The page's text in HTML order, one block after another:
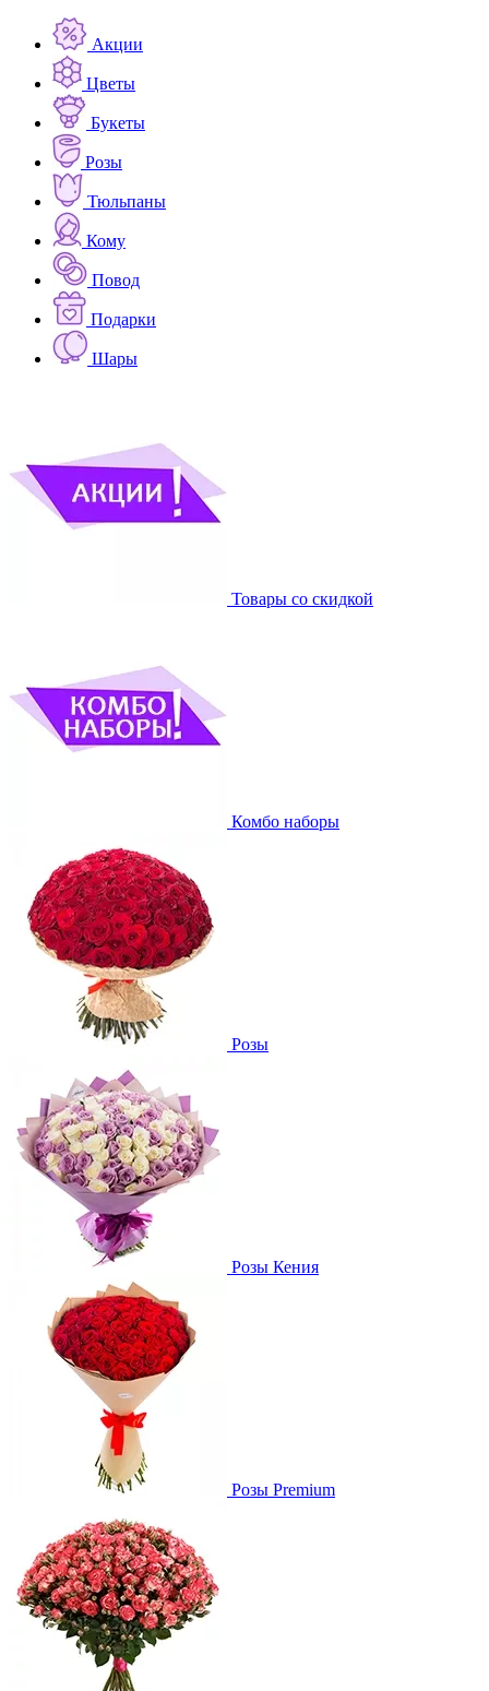
Акции
Цветы
Букеты
Розы
Тюльпаны
Кому
Повод
Подарки
Шары
Товары со скидкой
Комбо наборы
Розы
Розы Кения
Розы Premium